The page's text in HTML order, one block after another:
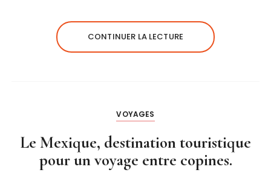
CONTINUER LA LECTURE
VOYAGES
Le Mexique, destination touristique
pour un voyage entre copines.